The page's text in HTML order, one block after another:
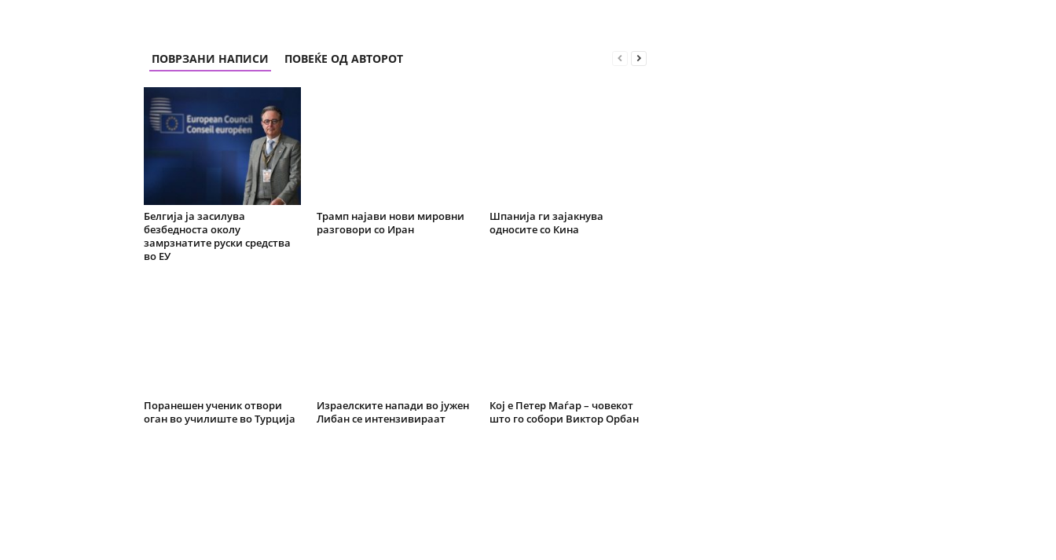
ПОВРЗАНИ НАПИСИ ПОВЕЌЕ ОД АВТОРОТ
Белгија ја засилува
безбедноста околу
замрзнатите руски средства
во ЕУ
Трамп најави нови мировни
разговори со Иран
Шпанија ги зајакнува
односите со Кина
Поранешен ученик отвори
оган во училиште во Турција
Израелските напади во јужен
Либан се интензивираат
Кој е Петер Маѓар – човекот
што го собори Виктор Орбан